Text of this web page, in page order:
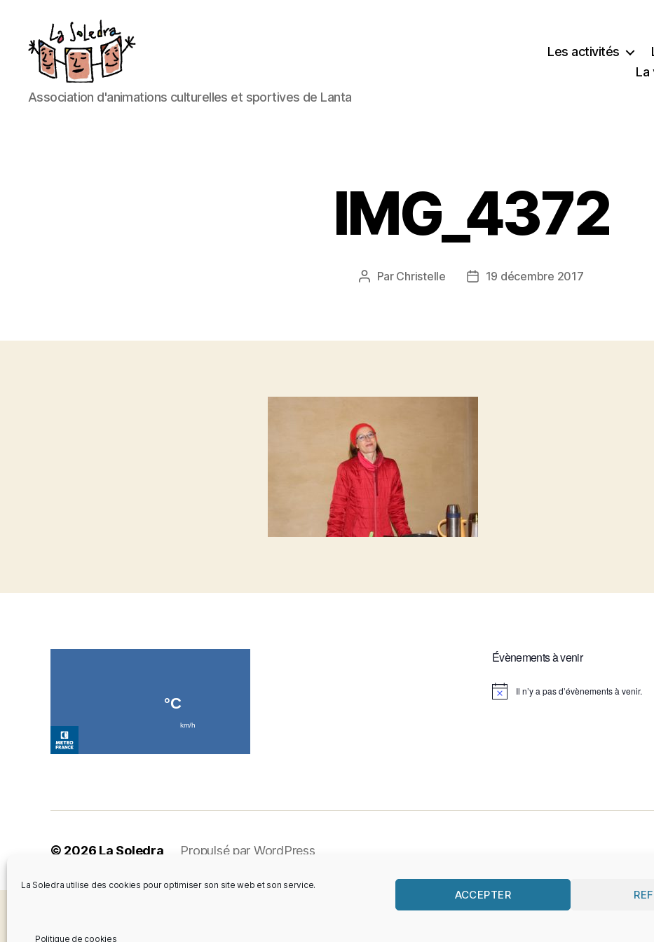
La Soledra utilise des cookies pour optimiser son site web et son service.
ACCEPTER
Politique de cookies
La
Soledra
Association d'animations culturelles et sportives de Lanta
Les activités
La
IMG_4372
Auteur
Par Christelle
Date19 décembre 2017
Évènements à venir
N
Il n’y a pas d’évènements à venir.
© 2026 La Soledra Propulsé par WordPress